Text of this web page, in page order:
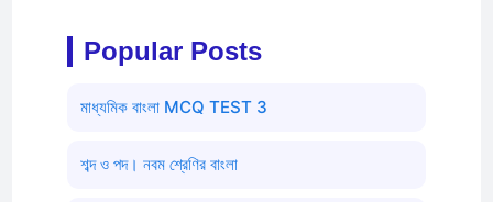
Popular Posts
মাধ্যমিক বাংলা MCQ TEST 3
শব্দ ও পদ। নবম শ্রেণির বাংলা